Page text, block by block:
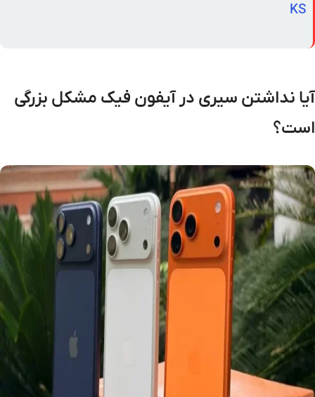
KS
آیا نداشتن سیری در آیفون فیک مشکل بزرگی
است؟